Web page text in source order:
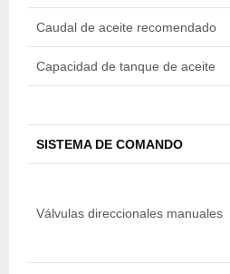
Caudal de aceite recomendado
Capacidad de tanque de aceite
SISTEMA DE COMANDO
Válvulas direccionales manuales